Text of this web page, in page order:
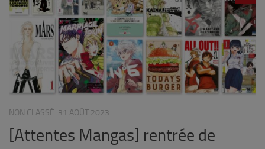
NON CLASSÉ 31 AOÛT 2023
[Attentes Mangas] rentrée de